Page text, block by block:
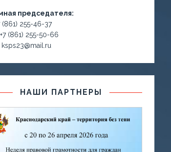
председателя:
(861) 255-46-37
(861) 255-50-66
НАШИ ПАРТНЕРЫ